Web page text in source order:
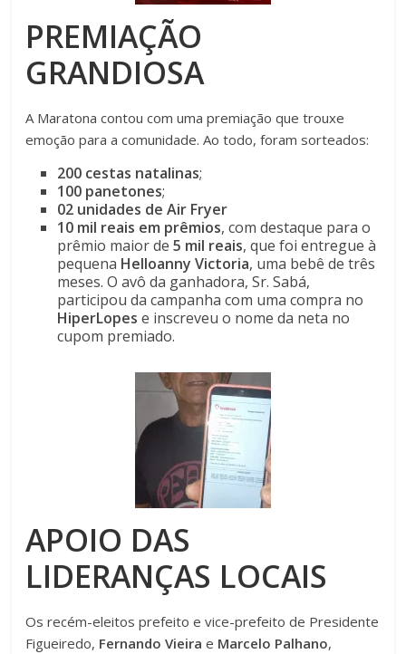
PREMIAÇÃO
GRANDIOSA
A Maratona contou com uma premiação que trouxe
emoção para a comunidade. Ao todo, foram sorteados:
200 cestas natalinas;
100 panetones;
02 unidades de Air Fryer
10 mil reais em prêmios, com destaque para o
prêmio maior de5 mil reais, que foi entregue à
pequena Helloanny Victoria, uma bebê de três
meses. O avô da ganhadora, Sr. Sabá,
participou da campanha com uma compra no
HiperLopes e inscreveu o nome da neta no
cupom premiado.
APOIO DAS
LIDERANÇAS LOCAIS
Os recém-eleitos prefeito e vice-prefeito de Presidente
Figueiredo, Fernando Vieira e Marcelo Palhano,